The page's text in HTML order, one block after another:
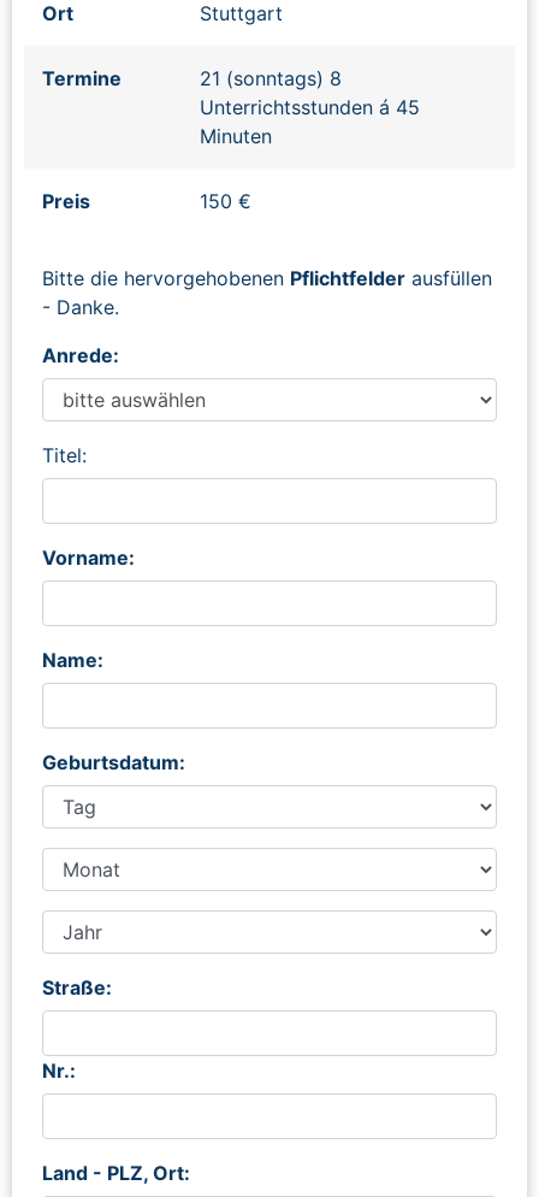
Ort Stuttgart
Termine
21 (sonntags) 8
Unterrichtsstunden á 45
Minuten
Preis 150 €
Bitte die hervorgehobenen Pflichtfelder ausfüllen
- Danke.
Anrede:
Titel:
Vorname:
Name:
Geburtsdatum:
Straße:
Nr.:
Land - PLZ, Ort: